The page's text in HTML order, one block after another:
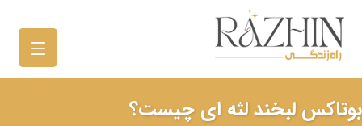
بوتاکس لبخند لثه ای چیست؟